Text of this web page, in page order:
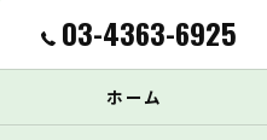
03-4363-6925
ホーム